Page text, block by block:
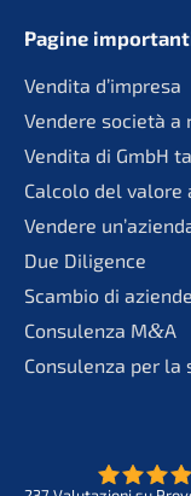
Pagine
Vendita d’impre­sa
Vende­re socie­tà
Vendita di GmbH
Calco­lo del valore
Vende­re
Due Diligence
Scambio di aziende
Consu­len­za M&A
Consu­len­za per la